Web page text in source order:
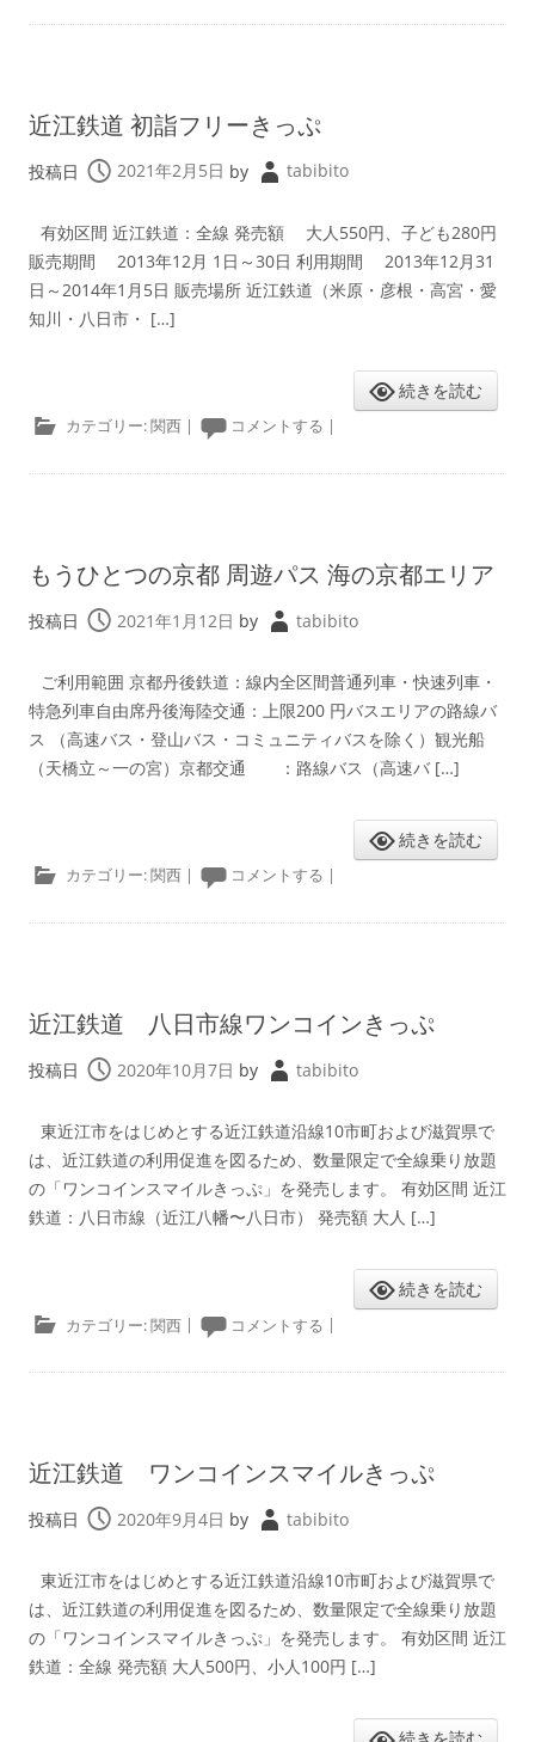
近江鉄道 初詣フリーきっぷ
投稿日 2021年2月5日 by tabibito
有効区間 近江鉄道：全線 発売額 大人550円、子ども280円
販売期間 2013年12月 1日～30日 利用期間 2013年12月31
日～2014年1月5日 販売場所 近江鉄道（米原・彦根・高宮・愛
知川・八日市・ […]
続きを読む
カテゴリー:関西 | コメントする |
もうひとつの京都 周遊パス 海の京都エリア
投稿日 2021年1月12日 by tabibito
ご利用範囲 京都丹後鉄道：線内全区間普通列車・快速列車・
特急列車自由席丹後海陸交通：上限200 円バスエリアの路線バ
ス （高速バス・登山バス・コミュニティバスを除く）観光船
（天橋立～一の宮）京都交通 ：路線バス（高速バ […]
続きを読む
カテゴリー:関西 | コメントする |
近江鉄道 八日市線ワンコインきっぷ
投稿日 2020年10月7日 by tabibito
東近江市をはじめとする近江鉄道沿線10市町および滋賀県で
は、近江鉄道の利用促進を図るため、数量限定で全線乗り放題
の「ワンコインスマイルきっぷ」を発売します。 有効区間 近江
鉄道：八日市線（近江八幡〜八日市） 発売額 大人 […]
続きを読む
カテゴリー:関西 | コメントする |
近江鉄道 ワンコインスマイルきっぷ
投稿日 2020年9月4日 by tabibito
東近江市をはじめとする近江鉄道沿線10市町および滋賀県で
は、近江鉄道の利用促進を図るため、数量限定で全線乗り放題
の「ワンコインスマイルきっぷ」を発売します。 有効区間 近江
鉄道：全線 発売額 大人500円、小人100円 […]